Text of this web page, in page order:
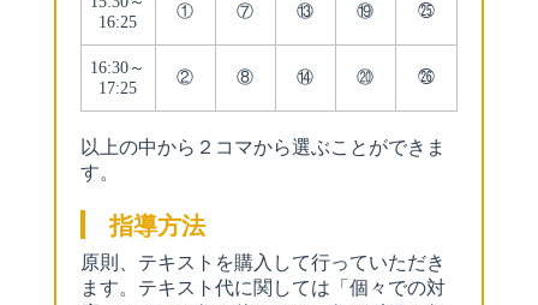
16:25
① ⑦ ⑬ ⑲ ㉕
16:30～
17:25
② ⑧ ⑭ ⑳ ㉖
以上の中から２コマから選ぶことができま
す。
指導方法
原則、テキストを購入して行っていただき
ます。テキスト代に関しては「個々での対